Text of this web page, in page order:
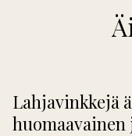
Lahjavinkkejä